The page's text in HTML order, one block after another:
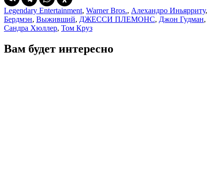
Legendary Entertainment, Warner Bros., Алехандро Иньярриту,
Бердмэн, Выживший, ДЖЕССИ ПЛЕМОНС, Джон Гудман,
Сандра Хюллер, Том Круз
Вам будет интересно